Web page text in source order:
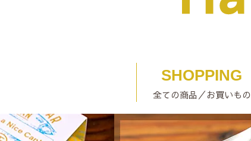
SHOPPING
全ての商品／お買いもの